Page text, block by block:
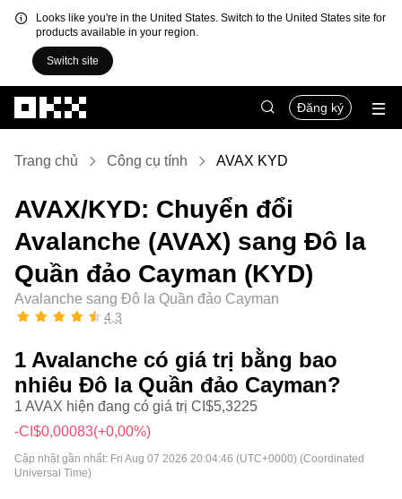
Looks like you're in the United States. Switch to the United States site for
products available in your region.
Switch site
Đăng ký
Trang chủ Công cụ tính AVAX KYD
AVAX/KYD: Chuyển đổi
Avalanche (AVAX) sang Đô la
Quần đảo Cayman (KYD)
Avalanche sang Đô la Quần đảo Cayman
4,3
1 Avalanche có giá trị bằng bao
nhiêu Đô la Quần đảo Cayman?
1 AVAX hiện đang có giá trị CI$5,3225
-CI$0,00083(+0,00%)
Cập nhật gần nhất: Fri Aug 07 2026 20:04:46 (UTC+0000) (Coordinated
Universal Time)